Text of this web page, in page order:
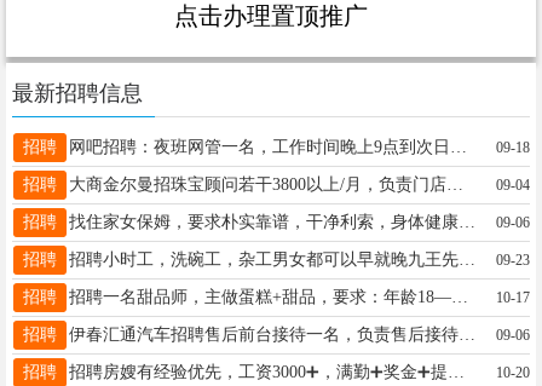
点击办理置顶推广
最新招聘信息
招聘 09-18
招聘 大商金尔曼招珠宝顾问若干3800以上/月，负责门店销售。社保，晋升空间，带薪培训，带薪休假应聘标准：有销售经验优先，公司给予平台，提供学习机会，有较强的沟通能力，有责任心。电话13846633003梅女士梅蕾13846633003 09-04
招聘 找住家女保姆，要求朴实靠谱，干净利索，身体健康，有健康证，陪护半自理老太太，4000带薪休息两天，满勤4500，联系电话13845853267车女士13845853267 09-06
招聘 招聘小时工，洗碗工，杂工男女都可以早就晚九王先生13845830099 09-23
招聘 招聘一名甜品师，主做蛋糕+甜品，要求：年龄18——30岁，女，成手优先，也可学徒工作，招长期，有上进心，早8.30——晚6，工资面议，待遇优厚杨18204585147 10-17
招聘 伊春汇通汽车招聘售后前台接待一名，负责售后接待，维修，保养，质保的客户，要求会开车，亲和力强，学习力，执行力强，有汽车相关行业从业经历者优先...更多>>联系电话：13339489579王先生13339489579 09-06
招聘 10-20